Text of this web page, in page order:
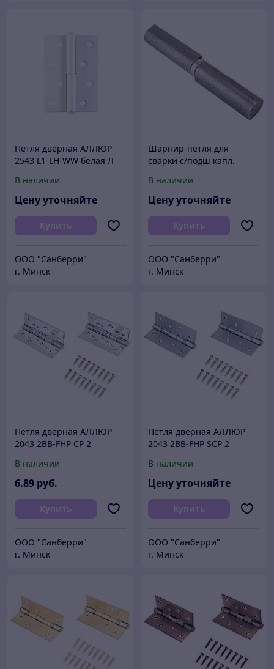
Петля дверная АЛЛЮР
2543 L1-LH-WW белая Л
В наличии
Цену уточняйте
Купить
ООО "Санберри"
г. Минск
Шарнир-петля для
сварки с/подш капл.
В наличии
Цену уточняйте
Купить
ООО "Санберри"
г. Минск
Петля дверная АЛЛЮР
2043 2BB-FHP CP 2
(50,10,1!!!)
В наличии
6.89 руб.
Купить
ООО "Санберри"
г. Минск
Петля дверная АЛЛЮР
2043 2BB-FHP SCP 2
шт.
В наличии
Цену уточняйте
Купить
ООО "Санберри"
г. Минск